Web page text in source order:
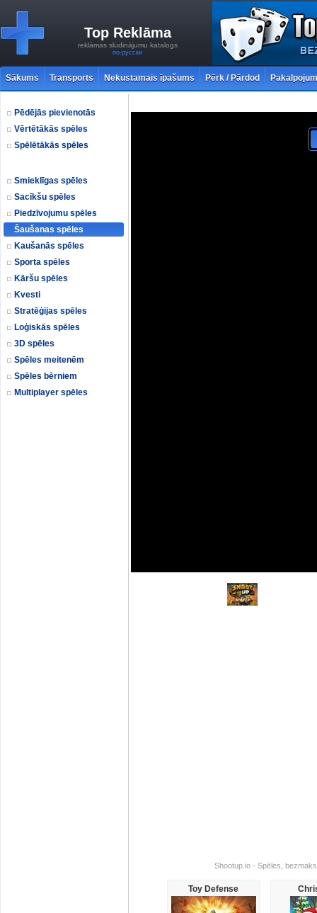
Top Reklāma
reklāmas sludinājumu katalogs
по-русски
Sākums Transports Nekustamais īpašums Pērk / Pārdod
Pēdējās pievienotās
Vērtētākās spēles
Spēlētākās spēles
Smieklīgas spēles
Sacīkšu spēles
Piedzīvojumu spēles
Šaušanas spēles
Kaušanās spēles
Sporta spēles
Kāršu spēles
Kvesti
Stratēģijas spēles
Loģiskās spēles
3D spēles
Spēles meitenēm
Spēles bērniem
Multiplayer spēles
Shootup.io - Spēles,
Toy Defense